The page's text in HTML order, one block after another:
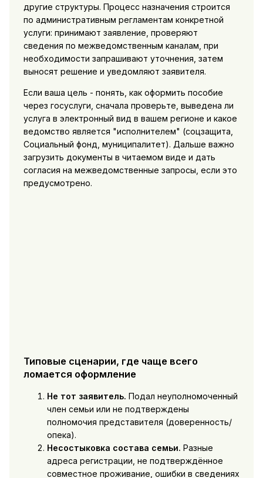
другие структуры. Процесс назначения строится
по административным регламентам конкретной
услуги: принимают заявление, проверяют
сведения по межведомственным каналам, при
необходимости запрашивают уточнения, затем
выносят решение и уведомляют заявителя.
Если ваша цель - понять, как оформить пособие
через госуслуги, сначала проверьте, выведена ли
услуга в электронный вид в вашем регионе и какое
ведомство является "исполнителем" (соцзащита,
Социальный фонд, муниципалитет). Дальше важно
загрузить документы в читаемом виде и дать
согласия на межведомственные запросы, если это
предусмотрено.
Типовые сценарии, где чаще всего
ломается оформление
Не тот заявитель. Подал неуполномоченный
член семьи или не подтверждены
полномочия представителя (доверенность/
опека).
Несостыковка состава семьи. Разные
адреса регистрации, не подтверждённое
совместное проживание, ошибки в сведениях